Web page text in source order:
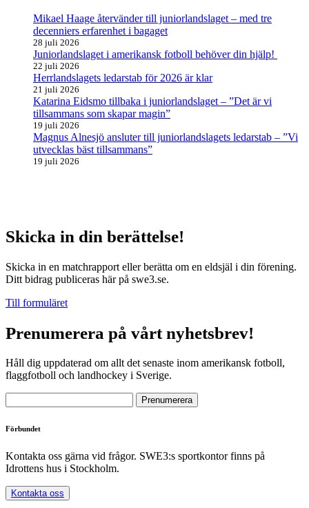
Mikael Haage återvänder till juniorlandslaget – med tre
decenniers erfarenhet i bagaget
28 juli 2026
Juniorlandslaget i amerikansk fotboll behöver din hjälp!
22 juli 2026
Herrlandslagets ledarstab för 2026 är klar
21 juli 2026
Katarina Eidsmo tillbaka i juniorlandslaget – ”Det är vi
tillsammans som skapar magin”
19 juli 2026
Magnus Alnesjö ansluter till juniorlandslagets ledarstab – ”Vi
utvecklas bäst tillsammans”
19 juli 2026
Skicka in din berättelse!
Skicka in en matchrapport eller berätta om en eldsjäl i din förening.
Ditt bidrag publiceras här på swe3.se.
Till formuläret
Prenumerera på vårt nyhetsbrev!
Håll dig uppdaterad om allt det senaste inom amerikansk fotboll,
flaggfotboll och landhockey i Sverige.
Förbundet
Kontakta oss gärna vid frågor. SWE3:s sportkontor finns på
Idrottens hus i Stockholm.
Kontakta oss